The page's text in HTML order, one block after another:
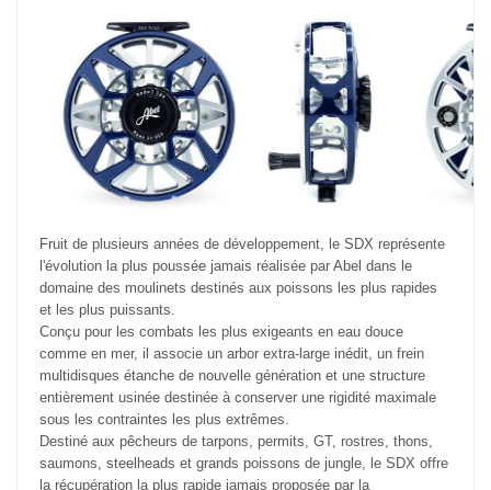
Fruit de plusieurs années de développement, le SDX représente
l'évolution la plus poussée jamais réalisée par Abel dans le
domaine des moulinets destinés aux poissons les plus rapides
et les plus puissants.
Conçu pour les combats les plus exigeants en eau douce
comme en mer, il associe un arbor extra-large inédit, un frein
multidisques étanche de nouvelle génération et une structure
entièrement usinée destinée à conserver une rigidité maximale
sous les contraintes les plus extrêmes.
Destiné aux pêcheurs de tarpons, permits, GT, rostres, thons,
saumons, steelheads et grands poissons de jungle, le SDX offre
la récupération la plus rapide jamais proposée par la